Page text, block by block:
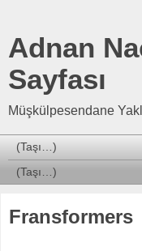
Adnan
Sayfası
Müşkülpesendane
Fransformers